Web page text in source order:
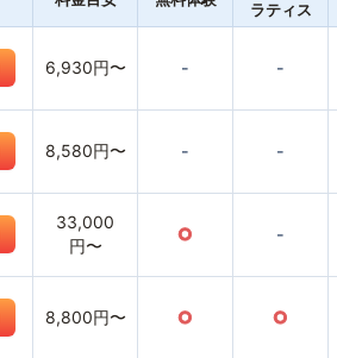
ラティス
6,930円〜 - -
8,580円〜 - -
33,000
円〜
○ -
8,800円〜 ○ ○